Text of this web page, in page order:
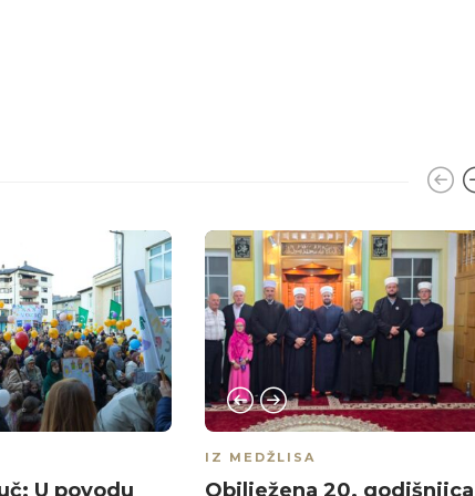
U povodu
IZ MEDŽLISA
Obilježena 20. godišnjica